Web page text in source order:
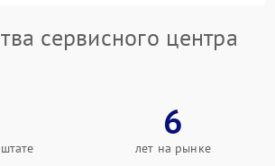
сервисного центра
6
лет на рынке